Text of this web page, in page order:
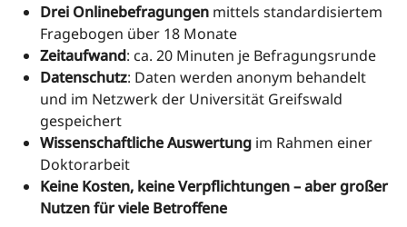
Drei Onlinebefragungen mittels standardisiertem
Fragebogen über 18 Monate
Zeitaufwand: ca. 20 Minuten je Befragungsrunde
Datenschutz: Daten werden anonym behandelt
und im Netzwerk der Universität Greifswald
gespeichert
Wissenschaftliche Auswertung im Rahmen einer
Doktorarbeit
Keine Kosten, keine Verpflichtungen – aber großer
Nutzen für viele Betroffene